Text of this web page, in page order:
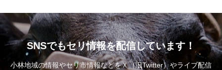
SNSでもセリ情報を配信しています！
小林地域の情報やセリ市情報などをＸ（旧Twitter）やライブ配信